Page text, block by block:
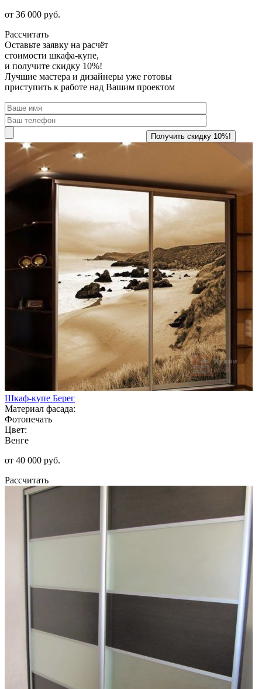
от 36 000 руб.
Рассчитать
Оставьте заявку на расчёт
стоимости шкафа-купе,
и получите скидку 10%!
Лучшие мастера и дизайнеры уже готовы
приступить к работе над Вашим проектом
Шкаф-купе Берег
Материал фасада:
Фотопечать
Цвет:
Венге
от 40 000 руб.
Рассчитать